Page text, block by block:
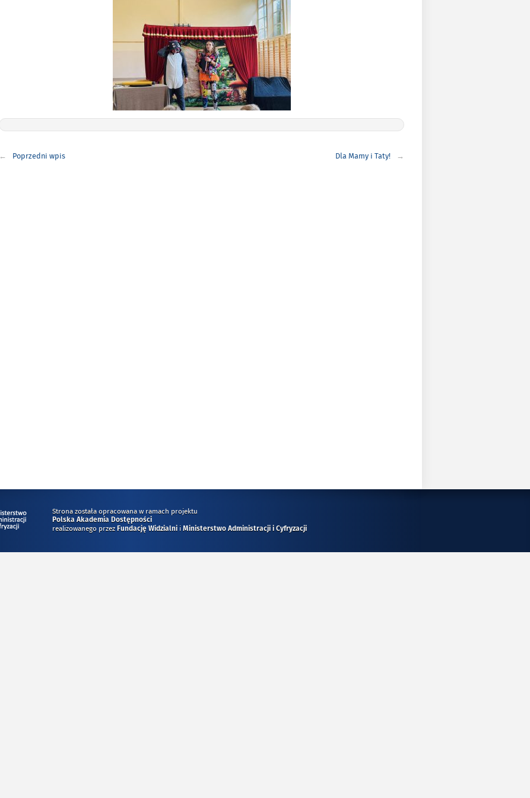
wpisuPoprzedni wpis Dla Mamy i Taty!
Strona została opracowana w ramach projektu
Polska Akademia Dostępności
realizowanego przez Fundację Widzialni i Ministerstwo Administracji i Cyfryzacji